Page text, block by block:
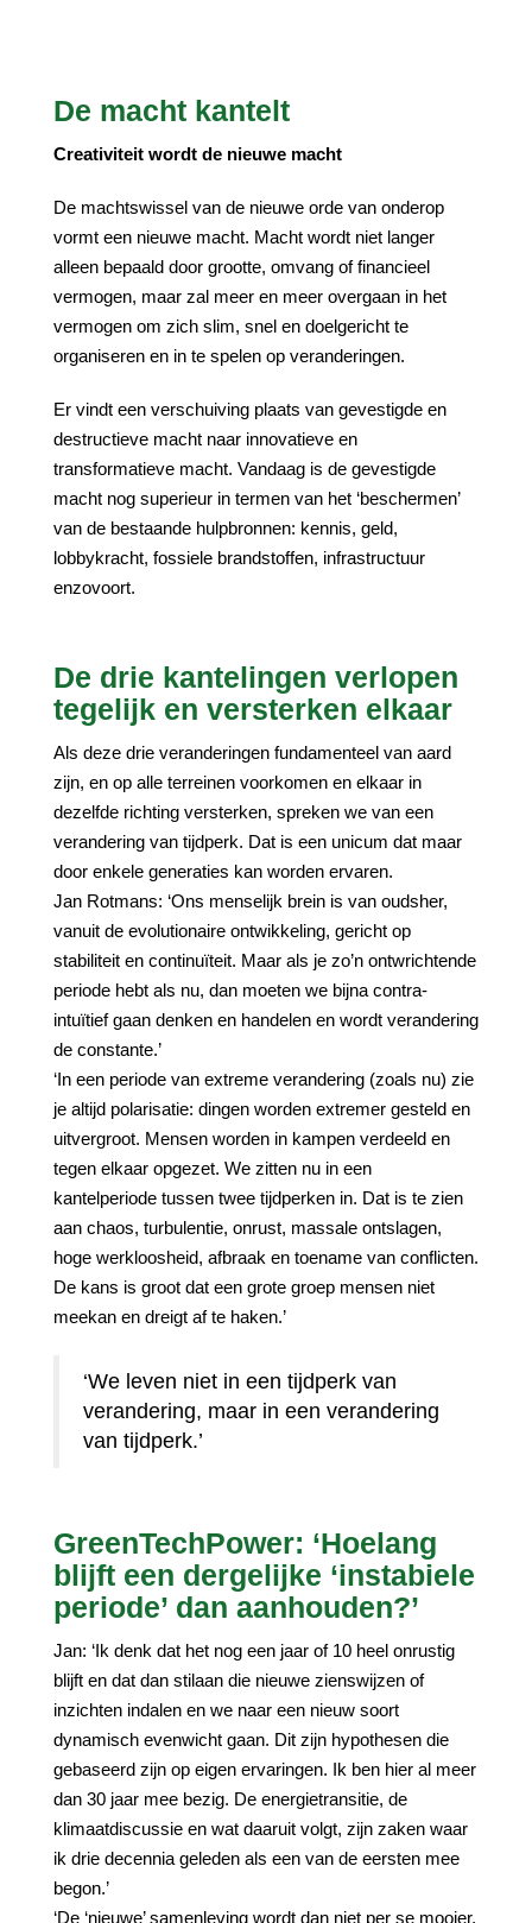
De macht kantelt
Creativiteit wordt de nieuwe macht
De machtswissel van de nieuwe orde van onderop
vormt een nieuwe macht. Macht wordt niet langer
alleen bepaald door grootte, omvang of financieel
vermogen, maar zal meer en meer overgaan in het
vermogen om zich slim, snel en doelgericht te
organiseren en in te spelen op veranderingen.
Er vindt een verschuiving plaats van gevestigde en
destructieve macht naar innovatieve en
transformatieve macht. Vandaag is de gevestigde
macht nog superieur in termen van het ‘beschermen’
van de bestaande hulpbronnen: kennis, geld,
lobbykracht, fossiele brandstoffen, infrastructuur
enzovoort.
De drie kantelingen verlopen
tegelijk en versterken elkaar
Als deze drie veranderingen fundamenteel van aard
zijn, en op alle terreinen voorkomen en elkaar in
dezelfde richting versterken, spreken we van een
verandering van tijdperk. Dat is een unicum dat maar
door enkele generaties kan worden ervaren.
Jan Rotmans: ‘Ons menselijk brein is van oudsher,
vanuit de evolutionaire ontwikkeling, gericht op
stabiliteit en continuïteit. Maar als je zo’n ontwrichtende
periode hebt als nu, dan moeten we bijna contra-
intuïtief gaan denken en handelen en wordt verandering
de constante.’
‘In een periode van extreme verandering (zoals nu) zie
je altijd polarisatie: dingen worden extremer gesteld en
uitvergroot. Mensen worden in kampen verdeeld en
tegen elkaar opgezet. We zitten nu in een
kantelperiode tussen twee tijdperken in. Dat is te zien
aan chaos, turbulentie, onrust, massale ontslagen,
hoge werkloosheid, afbraak en toename van conflicten.
De kans is groot dat een grote groep mensen niet
meekan en dreigt af te haken.’
‘We leven niet in een tijdperk van
verandering, maar in een verandering
van tijdperk.’
GreenTechPower: ‘Hoelang
blijft een dergelijke ‘instabiele
periode’ dan aanhouden?’
Jan: ‘Ik denk dat het nog een jaar of 10 heel onrustig
blijft en dat dan stilaan die nieuwe zienswijzen of
inzichten indalen en we naar een nieuw soort
dynamisch evenwicht gaan. Dit zijn hypothesen die
gebaseerd zijn op eigen ervaringen. Ik ben hier al meer
dan 30 jaar mee bezig. De energietransitie, de
klimaatdiscussie en wat daaruit volgt, zijn zaken waar
ik drie decennia geleden als een van de eersten mee
begon.’
‘De ‘nieuwe’ samenleving wordt dan niet per se mooier,